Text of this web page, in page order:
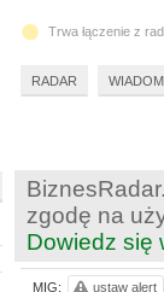
zgodę na
Dowiedz się
MIG: ustaw alert
Trwa łączenie z
RADAR